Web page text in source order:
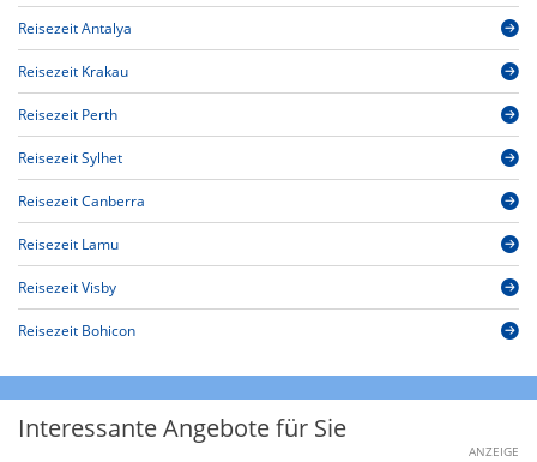
Reisezeit Antalya
Reisezeit Krakau
Reisezeit Perth
Reisezeit Sylhet
Reisezeit Canberra
Reisezeit Lamu
Reisezeit Visby
Reisezeit Bohicon
Interessante Angebote für Sie
ANZEIGE